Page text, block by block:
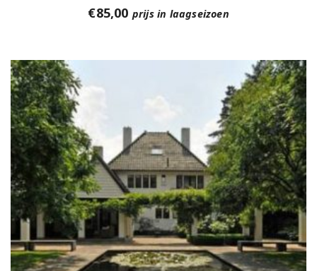
€85,00 prijs in laagseizoen